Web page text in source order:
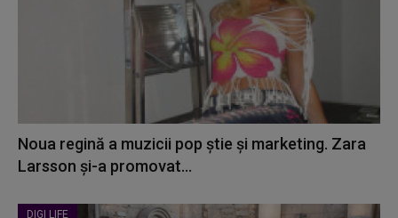
Noua regină a muzicii pop știe și marketing. Zara
Larsson și-a promovat...
DIGI LIFE